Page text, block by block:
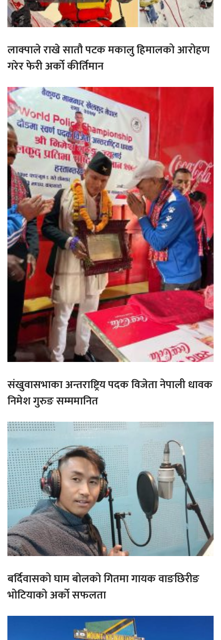
लाक्पाले राखे सातौ पटक मकालु हिमालको आरोहण
गरेर फेरी अर्को कीर्तिमान
संखुवासभाका अन्तराष्ट्रिय पदक विजेता नेपाली धावक
निमेश गुरुङ सम्ममानित
बर्दिवासको घाम बोलको गितमा गायक वाङछिरीङ
भोटियाको अर्को सफलता